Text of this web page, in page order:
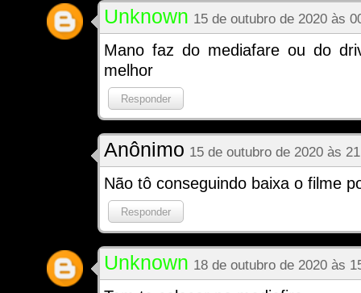
Unknown 15 de outubro de 2020 às
Mano faz do mediafare ou do
melhor
Responder
Anônimo 15 de outubro de 2020 às
Não tô conseguindo baixa o filme
Responder
Unknown 18 de outubro de 2020 às